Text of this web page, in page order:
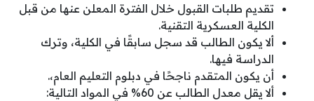
تقديم طلبات القبول خلال الفترة المعلن عنها من قبل
الكلية العسكرية التقنية.
ألا يكون الطالب قد سجل سابقًا في الكلية، وترك
الدراسة فيها.
أن يكون المتقدم ناجحًا في دبلوم التعليم العام،.
ألا يقل معدل الطالب عن 60% في المواد التالية: